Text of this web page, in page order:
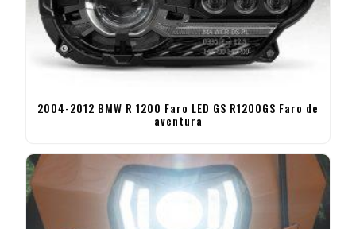
2004-2012 BMW R 1200 Faro LED GS R1200GS Faro de
aventura